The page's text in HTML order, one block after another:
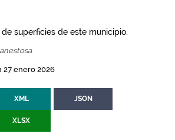
superficies de este municipio.
27 enero 2026
XML JSON
XLSX